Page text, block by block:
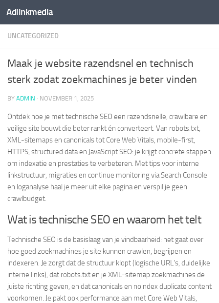
Skip to content
Adlinkmedia
UNCATEGORIZED
Maak je website razendsnel en technisch
sterk zodat zoekmachines je beter vinden
BY ADMIN · NOVEMBER 1, 2025
Ontdek hoe je met technische SEO een razendsnelle, crawlbare en
veilige site bouwt die beter rankt én converteert. Van robots.txt,
XML-sitemaps en canonicals tot Core Web Vitals, mobile-first,
HTTPS, structured data en JavaScript SEO: je krijgt concrete stappen
om indexatie en prestaties te verbeteren. Met tips voor interne
linkstructuur, migraties en continue monitoring via Search Console
en loganalyse haal je meer uit elke pagina en verspil je geen
crawlbudget.
Wat is technische SEO en waarom het telt
Technische SEO is de basislaag van je vindbaarheid: het gaat over
hoe goed zoekmachines je site kunnen crawlen, begrijpen en
indexeren. Je zorgt dat de structuur klopt (logische URL’s, duidelijke
interne links), dat robots.txt en je XML-sitemap zoekmachines de
juiste richting geven, en dat canonicals en noindex duplicate content
voorkomen. Je pakt ook performance aan met Core Web Vitals,